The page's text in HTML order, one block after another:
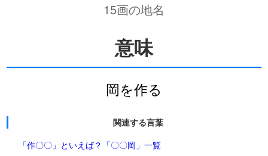
15画の地名
意味
岡を作る
関連する言葉
「作〇〇」といえば？ 「〇〇岡」一覧